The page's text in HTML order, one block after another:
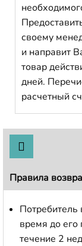
своему
и направит
товар
дней.
расчетный
Правила
Потребитель
время до
течение 2